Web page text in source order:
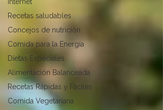
Recetas saludables
Concejos de nutrición
Comida para la Energía
Dietas Especiales
Alimentación Balanceada
Recetas Rápidas y Fáciles
Comida Vegetariana